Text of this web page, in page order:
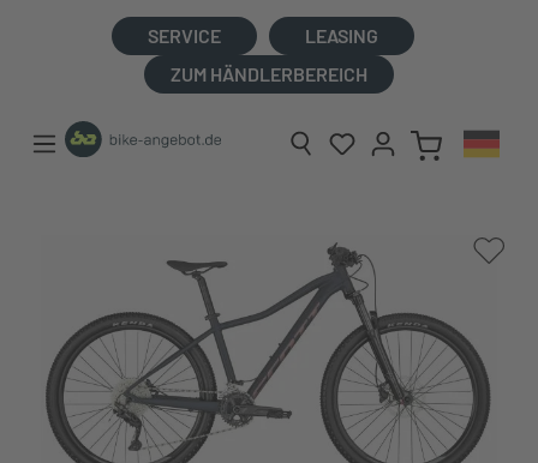
SERVICE
LEASING
ZUM HÄNDLERBEREICH